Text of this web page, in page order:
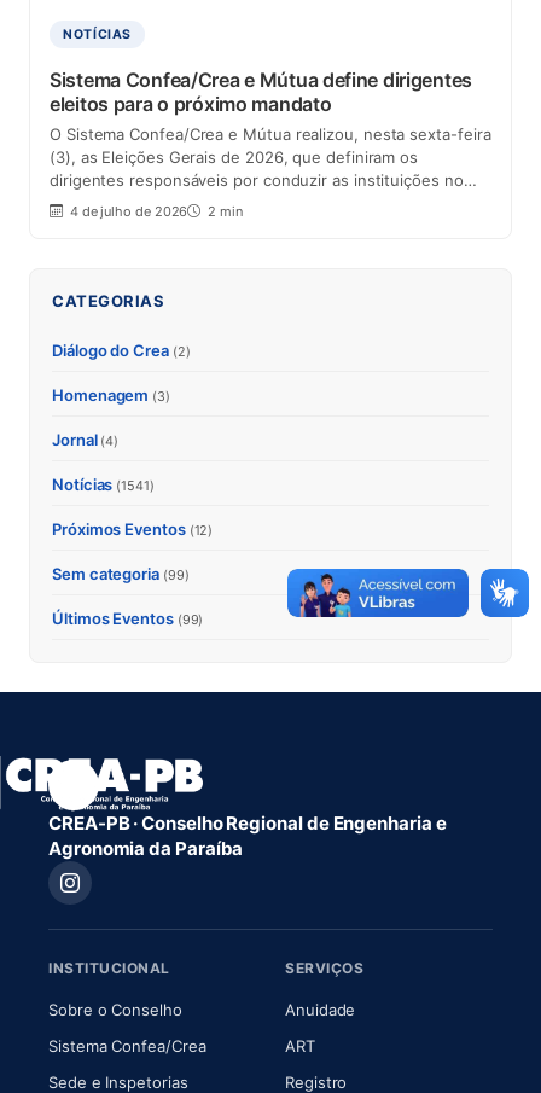
NOTÍCIAS
Sistema Confea/Crea e Mútua define dirigentes
eleitos para o próximo mandato
O Sistema Confea/Crea e Mútua realizou, nesta sexta-feira
(3), as Eleições Gerais de 2026, que definiram os
dirigentes responsáveis por conduzir as instituições no…
4 de julho de 2026 2 min
CATEGORIAS
Diálogo do Crea (2)
Homenagem (3)
Jornal (4)
Notícias (1541)
Próximos Eventos (12)
Sem categoria (99)
Últimos Eventos (99)
CREA-PB · Conselho Regional de Engenharia e
Agronomia da Paraíba
INSTITUCIONAL
Sobre o Conselho(abre em nova aba)
Sistema Confea/Crea(abre em nova aba)
Sede e Inspetorias
SERVIÇOS
Anuidade
ART(abre em nova aba)
Registro